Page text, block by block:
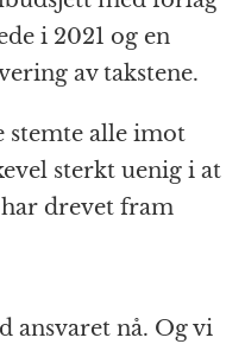
i 2021 og en
av takstene.
stemte alle imot
sterkt uenig i at
drevet fram
ansvaret nå. Og vi